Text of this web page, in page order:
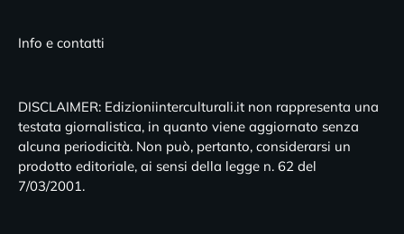
Info e contatti
DISCLAIMER: Edizioniinterculturali.it non rappresenta una
testata giornalistica, in quanto viene aggiornato senza
alcuna periodicità. Non può, pertanto, considerarsi un
prodotto editoriale, ai sensi della legge n. 62 del
7/03/2001.